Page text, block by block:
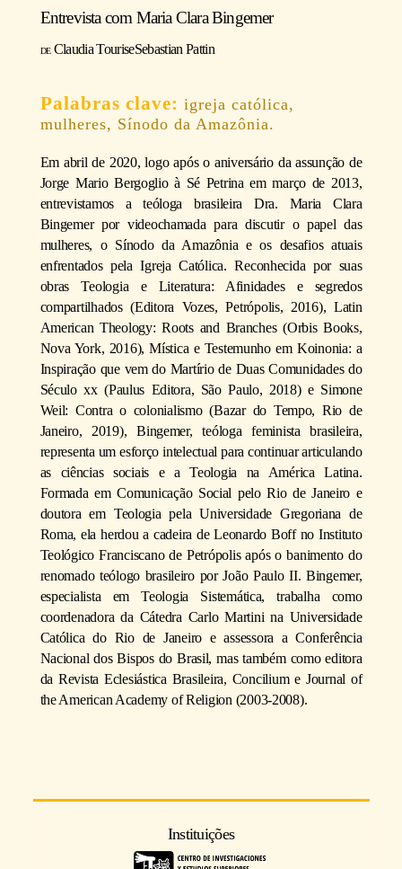
Entrevista com Maria Clara Bingemer
Claudia TouriseSebastian Pattin
igreja católica,
mulheres, Sínodo da Amazônia.
Em abril de 2020, logo após o aniversário da assunção de
Jorge Mario Bergoglio à Sé Petrina em março de 2013,
entrevistamos a teóloga brasileira Dra. Maria Clara
Bingemer por videochamada para discutir o papel das
mulheres, o Sínodo da Amazônia e os desafios atuais
enfrentados pela Igreja Católica. Reconhecida por suas
obras Teologia e Literatura: Afinidades e segredos
compartilhados (Editora Vozes, Petrópolis, 2016), Latin
American Theology: Roots and Branches (Orbis Books,
Nova York, 2016), Mística e Testemunho em Koinonia: a
Inspiração que vem do Martírio de Duas Comunidades do
Século xx (Paulus Editora, São Paulo, 2018) e Simone
Weil: Contra o colonialismo (Bazar do Tempo, Rio de
Janeiro, 2019), Bingemer, teóloga feminista brasileira,
representa um esforço intelectual para continuar articulando
as ciências sociais e a Teologia na América Latina.
Formada em Comunicação Social pelo Rio de Janeiro e
doutora em Teologia pela Universidade Gregoriana de
Roma, ela herdou a cadeira de Leonardo Boff no Instituto
Teológico Franciscano de Petrópolis após o banimento do
renomado teólogo brasileiro por João Paulo II. Bingemer,
especialista em Teologia Sistemática, trabalha como
coordenadora da Cátedra Carlo Martini na Universidade
Católica do Rio de Janeiro e assessora a Conferência
Nacional dos Bispos do Brasil, mas também como editora
da Revista Eclesiástica Brasileira, Concilium e Journal of
the American Academy of Religion (2003-2008).
Instituições